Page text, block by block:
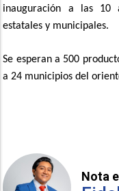
inauguración a las 10
estatales y municipales.
Se esperan a 500
a 24 municipios del
Nota